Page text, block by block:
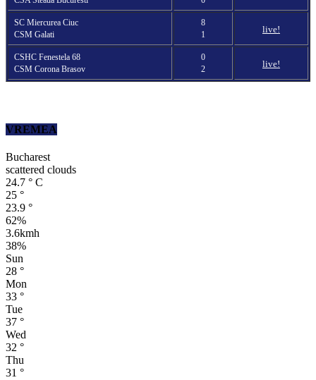
SC Miercurea Ciuc
CSM Galati
8
1
live!
CSHC Fenestela 68
CSM Corona Brasov
0
2
live!
VREMEA
Bucharest
scattered clouds
24.7 ° C
25 °
23.9 °
62%
3.6kmh
38%
Sun
28 °
Mon
33 °
Tue
37 °
Wed
32 °
Thu
31 °